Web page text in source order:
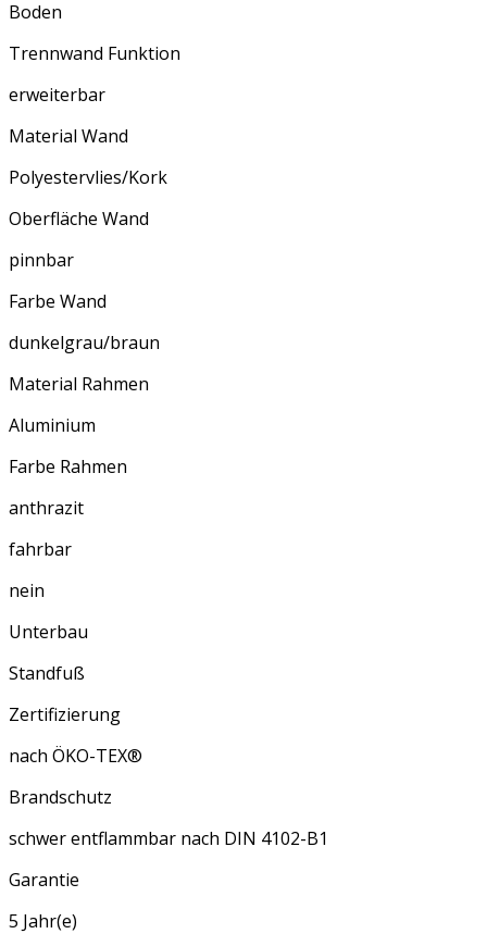
Boden
Trennwand Funktion
erweiterbar
Material Wand
Polyestervlies/Kork
Oberfläche Wand
pinnbar
Farbe Wand
dunkelgrau/braun
Material Rahmen
Aluminium
Farbe Rahmen
anthrazit
fahrbar
nein
Unterbau
Standfuß
Zertifizierung
nach ÖKO-TEX®
Brandschutz
schwer entflammbar nach DIN 4102-B1
Garantie
5 Jahr(e)